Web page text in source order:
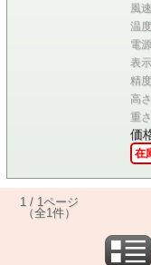
風
温
電
表
精
高
重
価
在
1 / 1ページ
（全1件）